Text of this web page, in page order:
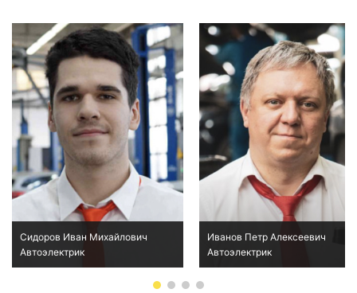
Сидоров Иван Михайлович
Автоэлектрик
Иванов Петр Алексеевич
Автоэлектрик